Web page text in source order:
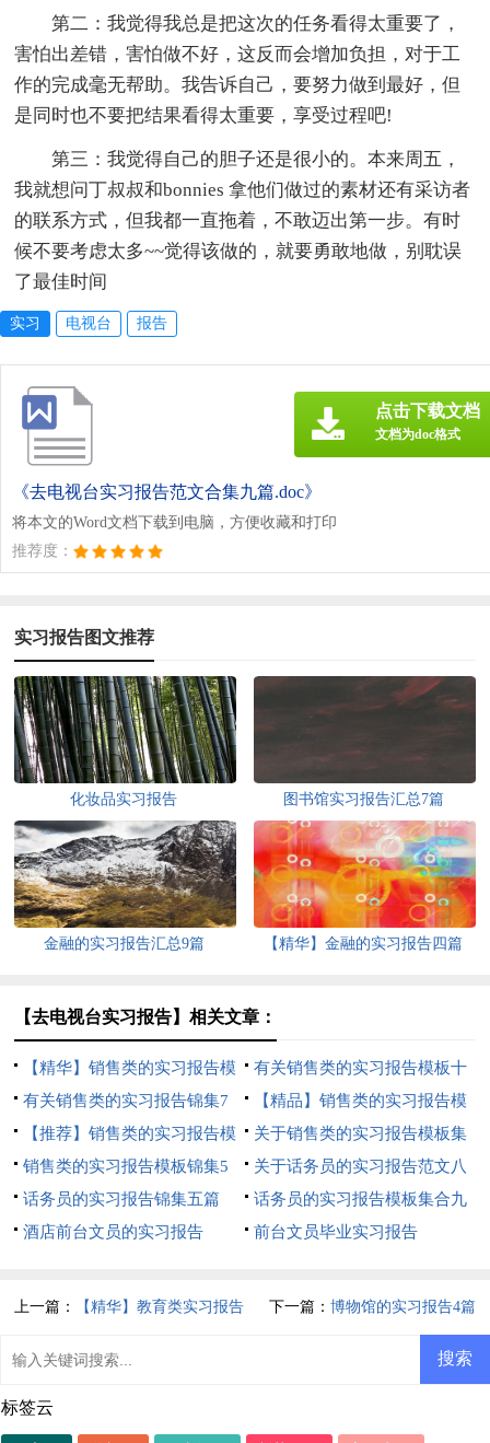
第二：我觉得我总是把这次的任务看得太重要了，
害怕出差错，害怕做不好，这反而会增加负担，对于工
作的完成毫无帮助。我告诉自己，要努力做到最好，但
是同时也不要把结果看得太重要，享受过程吧!
第三：我觉得自己的胆子还是很小的。本来周五，
我就想问丁叔叔和bonnies 拿他们做过的素材还有采访者
的联系方式，但我都一直拖着，不敢迈出第一步。有时
候不要考虑太多~~觉得该做的，就要勇敢地做，别耽误
了最佳时间
实习 电视台 报告
《去电视台实习报告范文合集九篇.doc》
将本文的Word文档下载到电脑，方便收藏和打印
推荐度：
点击下载文档
文档为doc格式
实习报告图文推荐
化妆品实习报告 图书馆实习报告汇总7篇
金融的实习报告汇总9篇 【精华】金融的实习报告四篇
【去电视台实习报告】相关文章：
【精华】销售类的实习报告模
板汇编9篇
有关销售类的实习报告模板十
篇
有关销售类的实习报告锦集7
篇
【精品】销售类的实习报告模
板汇编五篇
【推荐】销售类的实习报告模
板集锦7篇
关于销售类的实习报告模板集
合7篇
销售类的实习报告模板锦集5
篇
关于话务员的实习报告范文八
篇
话务员的实习报告锦集五篇
话务员的实习报告模板集合九
篇
酒店前台文员的实习报告 前台文员毕业实习报告
上一篇： 【精华】教育类实习报告 下一篇： 博物馆的实习报告4篇
标签云